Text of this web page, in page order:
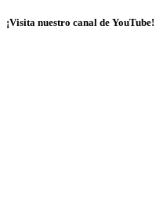
¡Visita nuestro canal de YouTube!